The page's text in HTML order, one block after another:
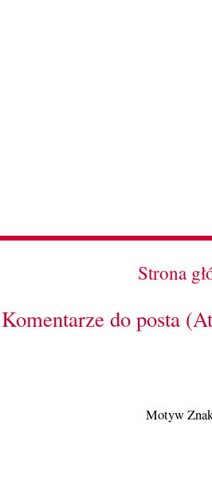
Strona
Komentarze do posta
Motyw